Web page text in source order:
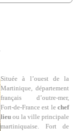
Située à l’ouest de la
Martinique, département
français d’outre-mer,
Fort-de-France est le chef
lieu ou la ville principale
martiniquaise. Fort de